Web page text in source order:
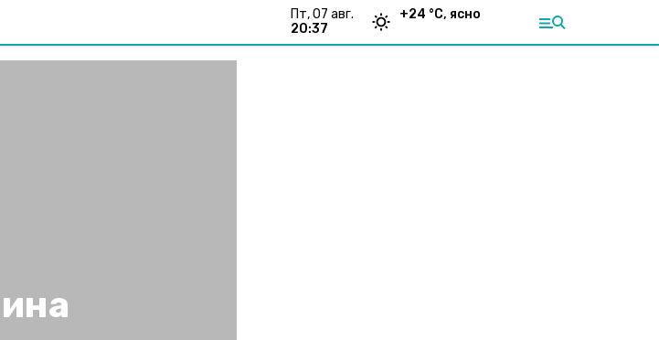
пт, 07 авг.
20:37
+24 °С, ясно